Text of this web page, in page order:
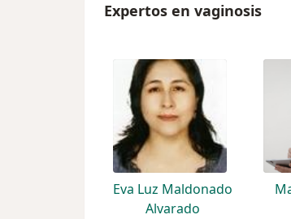
Expertos en vaginosis
Eva Luz Maldonado
Alvarado